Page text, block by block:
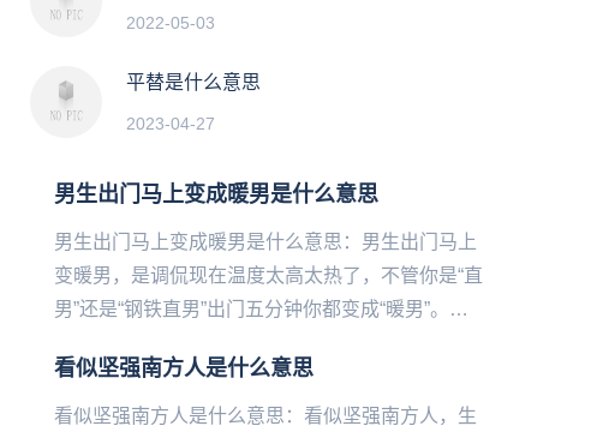
2022-05-03
平替是什么意思
2023-04-27
男生出门马上变成暖男是什么意思
男生出门马上变成暖男是什么意思：男生出门马上
变暖男，是调侃现在温度太高太热了，不管你是“直
男”还是“钢铁直男”出门五分钟你都变成“暖男”。最
央视段子手朱广权...
看似坚强南方人是什么意思
看似坚强南方人是什么意思：看似坚强南方人，生